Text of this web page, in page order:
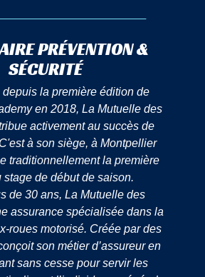
PRÉVENTION &
SÉCURITÉ
depuis la première édition de
en 2018, La Mutuelle des
activement au succès de
à son siège, à Montpellier
traditionnellement la première
stage de début de saison.
de 30 ans, La Mutuelle des
assurance spécialisée dans la
roues motorisé. Créée par des
son métier d’assureur en
sans cesse pour servir les